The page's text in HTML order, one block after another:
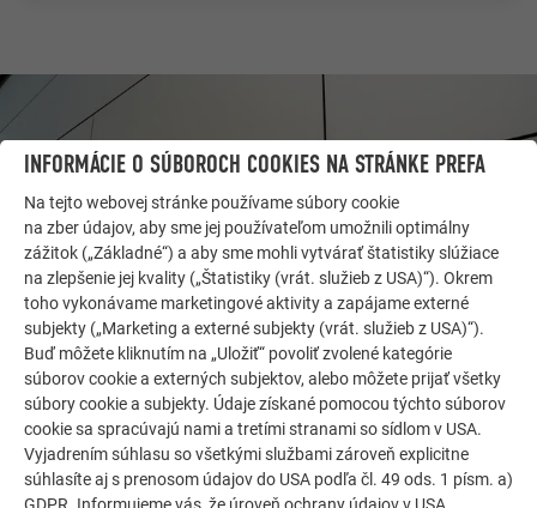
DAJTE SA INŠPIROVAŤ
ĎALŠIE OBJEKTY
Referenčná galéria PREFA ukazuje, aké všestranné
môže byť využitie hliníka. Objavte ďalšie pôsobivé
INFORMÁCIE O SÚBOROCH COOKIES NA STRÁNKE PREFA
Na tejto webovej stránke používame súbory cookie
na zber údajov, aby sme jej používateľom umožnili optimálny
zážitok („Základné“) a aby sme mohli vytvárať štatistiky slúžiace
na zlepšenie jej kvality („Štatistiky (vrát. služieb z USA)“). Okrem
toho vykonávame marketingové aktivity a zapájame externé
subjekty („Marketing a externé subjekty (vrát. služieb z USA)“).
Buď môžete kliknutím na „Uložiť“ povoliť zvolené kategórie
súborov cookie a externých subjektov, alebo môžete prijať všetky
súbory cookie a subjekty. Údaje získané pomocou týchto súborov
cookie sa spracúvajú nami a tretími stranami so sídlom v USA.
Vyjadrením súhlasu so všetkými službami zároveň explicitne
súhlasíte aj s prenosom údajov do USA podľa čl. 49 ods. 1 písm. a)